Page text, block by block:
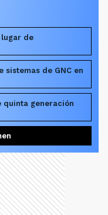
lugar de
sistemas de GNC en
quinta generación